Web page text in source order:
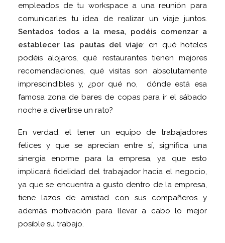
empleados de tu workspace a una reunión para
comunicarles tu idea de realizar un viaje juntos.
Sentados todos a la mesa, podéis comenzar a
establecer las pautas del viaje: en qué hoteles
podéis alojaros, qué restaurantes tienen mejores
recomendaciones, qué visitas son absolutamente
imprescindibles y, ¿por qué no, dónde está esa
famosa zona de bares de copas para ir el sábado
noche a divertirse un rato?
En verdad, el tener un equipo de trabajadores
felices y que se aprecian entre sí, significa una
sinergia enorme para la empresa, ya que esto
implicará fidelidad del trabajador hacia el negocio,
ya que se encuentra a gusto dentro de la empresa,
tiene lazos de amistad con sus compañeros y
además motivación para llevar a cabo lo mejor
posible su trabajo.